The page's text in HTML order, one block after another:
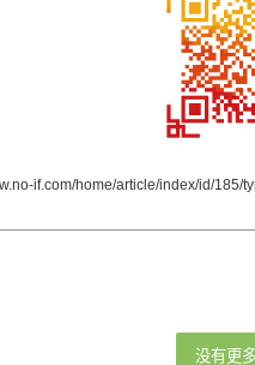
if.com/home/article/index/id/185/
没有更